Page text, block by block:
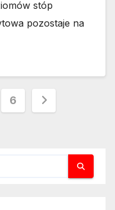
stóp
pozostaje na
6